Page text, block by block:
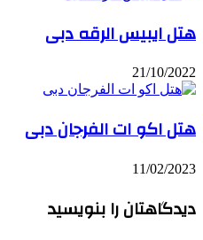
هتل ایبیس الرقه دبی
21/10/2022
هتل اکو ات الفرجان دبی
11/02/2023
دیدگاهتان را بنویسید